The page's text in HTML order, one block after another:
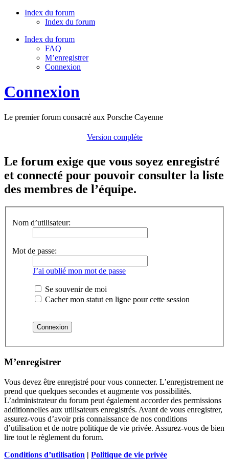
Index du forum
Index du forum
Index du forum
FAQ
M’enregistrer
Connexion
Connexion
Le premier forum consacré aux Porsche Cayenne
Version compléte
Le forum exige que vous soyez enregistré
et connecté pour pouvoir consulter la liste
des membres de l’équipe.
Nom d’utilisateur:
Mot de passe:
J’ai oublié mon mot de passe
Se souvenir de moi
Cacher mon statut en ligne pour cette session
M’enregistrer
Vous devez être enregistré pour vous connecter. L’enregistrement ne
prend que quelques secondes et augmente vos possibilités.
L’administrateur du forum peut également accorder des permissions
additionnelles aux utilisateurs enregistrés. Avant de vous enregistrer,
assurez-vous d’avoir pris connaissance de nos conditions
d’utilisation et de notre politique de vie privée. Assurez-vous de bien
lire tout le règlement du forum.
Conditions d’utilisation | Politique de vie privée